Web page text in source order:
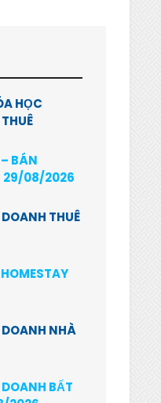
HỌC
BÁN
29/08/2026
THUÊ
NHÀ
BẤT